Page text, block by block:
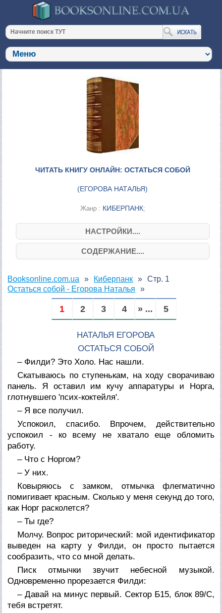
ЧИТАТЬ КНИГУ ОНЛАЙН: ОСТАТЬСЯ СОБОЙ
(ЕГОРОВА НАТАЛЬЯ)
Жанр : КИБЕРПАНК;
НАСТРОЙКИ....
СОДЕРЖАНИЕ....
Booksonline.com.ua
Киберпанк
Остаться собой - Егорова Наталья
Стр. 1
1 2 3 4 » ... 5
НАТАЛЬЯ ЕГОРОВА
ОСТАТЬСЯ СОБОЙ
– Филди? Это Холо. Нас нашли.
Скатываюсь по ступенькам, на ходу сворачиваю
панель. Я оставил им кучу аппаратуры и Норга,
глотнувшего 'псих-коктейля'.
– Я все получил.
Успокоил, спасибо. Впрочем, действительно
успокоил - ко всему не хватало еще обломить
работу.
– Что с Норгом?
– У них.
Ковыряюсь с замком, отмычка флегматично
помигивает красным. Сколько у меня секунд до того,
как Норг расколется?
– Ты где?
Молчу. Вопрос риторический: мой идентификатор
выведен на карту у Филди, он просто пытается
сообразить, что со мной делать.
Писк отмычки звучит небесной музыкой.
Одновременно прорезается Филди:
– Давай на минус первый. Сектор Б15, блок 89/С,
тебя встретят.